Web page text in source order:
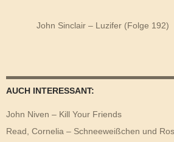
John Sinclair – Luzifer (Folge 192)
AUCH INTERESSANT:
John Niven – Kill Your Friends
Read, Cornelia – Schneeweißchen und